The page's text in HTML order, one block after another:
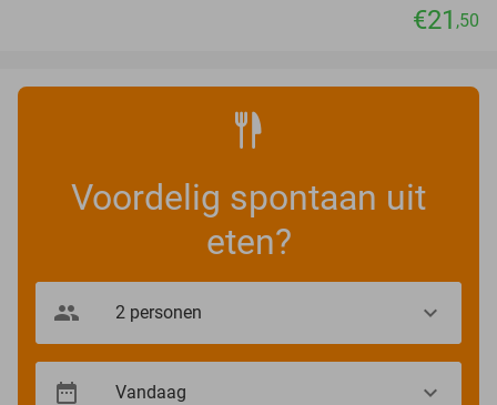
€21 ,50
Voordelig spontaan uit
eten?